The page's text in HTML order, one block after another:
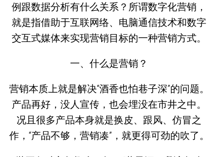
例跟数据分析有什么关系？所谓数字化营销，
就是指借助于互联网络、电脑通信技术和数字
交互式媒体来实现营销目标的一种营销方式。
一、什么是营销？
营销本质上就是解决“酒香也怕巷子深”的问题。
产品再好，没人宣传，也会埋没在市井之中。
况且很多产品本身就是换皮、跟风、仿冒之
作，“产品不够，营销凑”，就更得可劲的吹了。